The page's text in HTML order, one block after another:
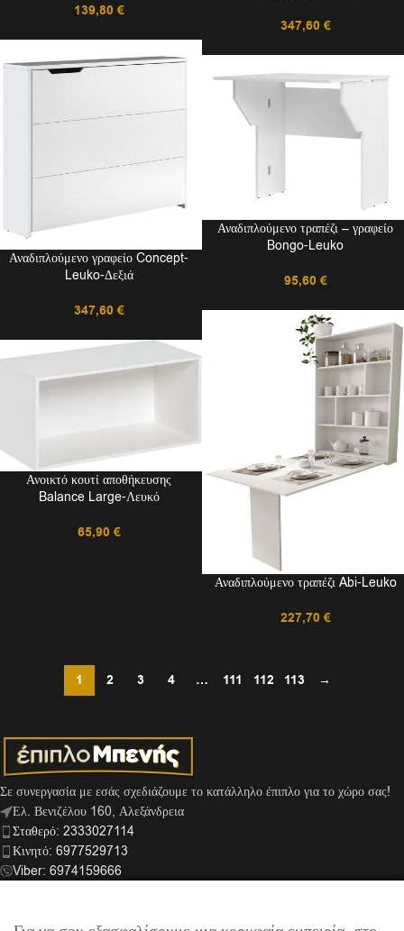
139,80 €
347,60 €
Αναδιπλούμενο γραφείο Concept-
Leuko-Δεξιά
347,60 €
Αναδιπλούμενο τραπέζι – γραφείο
Bongo-Leuko
95,60 €
Αναδιπλούμενο τραπέζι Abi-Leuko
227,70 €
Ανοικτό κουτί αποθήκευσης
Balance Large-Λευκό
65,90 €
1 2 3 4 … 111 112 113 →
Σε συνεργασία με εσάς σχεδιάζουμε το κατάλληλο έπιπλο για το χώρο σας!
Ελ. Βενιζέλου 160, Αλεξάνδρεια
Σταθερό: 2333027114
Κινητό: 6977529713
Viber: 6974159666